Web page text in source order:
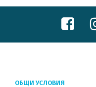
ОБЩИ УСЛОВИЯ